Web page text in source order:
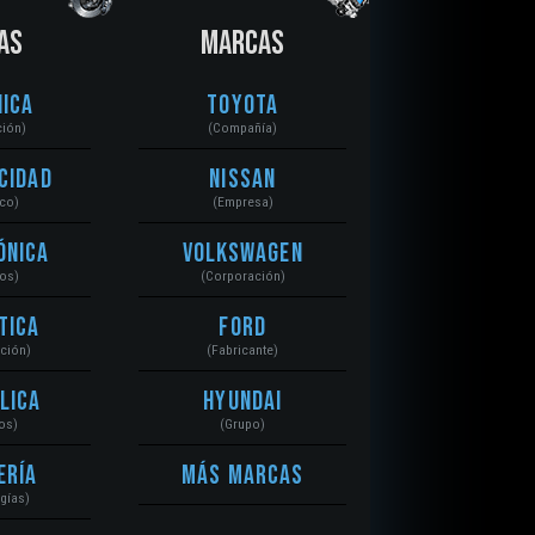
MARCAS
Toyota
(Compañía)
Nissan
(Empresa)
Volkswagen
(Corporación)
Ford
(Fabricante)
Hyundai
(Grupo)
Más Marcas